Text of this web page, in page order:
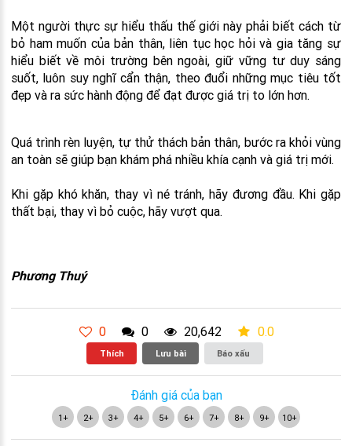
Một người thực sự hiểu thấu thế giới này phải biết cách từ
bỏ ham muốn của bản thân, liên tục học hỏi và gia tăng sự
hiểu biết về môi trường bên ngoài, giữ vững tư duy sáng
suốt, luôn suy nghĩ cẩn thận, theo đuổi những mục tiêu tốt
đẹp và ra sức hành động để đạt được giá trị to lớn hơn.
Quá trình rèn luyện, tự thử thách bản thân, bước ra khỏi vùng
an toàn sẽ giúp bạn khám phá nhiều khía cạnh và giá trị mới.
Khi gặp khó khăn, thay vì né tránh, hãy đương đầu. Khi gặp
thất bại, thay vì bỏ cuộc, hãy vượt qua.
Phương Thuý
0 0 20,642 0.0
Thích Lưu bài Báo xấu
Đánh giá của bạn
1+ 2+ 3+ 4+ 5+ 6+ 7+ 8+ 9+ 10+